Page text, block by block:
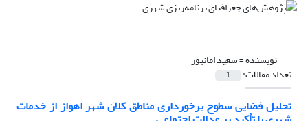
نویسنده =سعید امانپور
تعداد مقالات: 1
تحلیل فضایی سطوح برخورداری مناطق کلان شهر اهواز از خدمات